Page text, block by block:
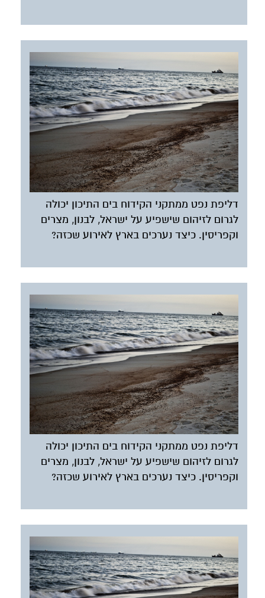
דליפת נפט ממתקני הקידוח בים התיכון יכולה
לגרום לזיהום שישפיע על ישראל, לבנון, מצרים
וקפריסין. כיצד נערכים בארץ לאירוע שכזה?
דליפת נפט ממתקני הקידוח בים התיכון יכולה
לגרום לזיהום שישפיע על ישראל, לבנון, מצרים
וקפריסין. כיצד נערכים בארץ לאירוע שכזה?